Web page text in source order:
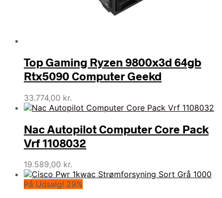
Top Gaming Ryzen 9800x3d 64gb
Rtx5090 Computer Geekd
33.774,00 kr.
Nac Autopilot Computer Core Pack
Vrf 1108032
19.589,00 kr.
På Udsalg! 29%